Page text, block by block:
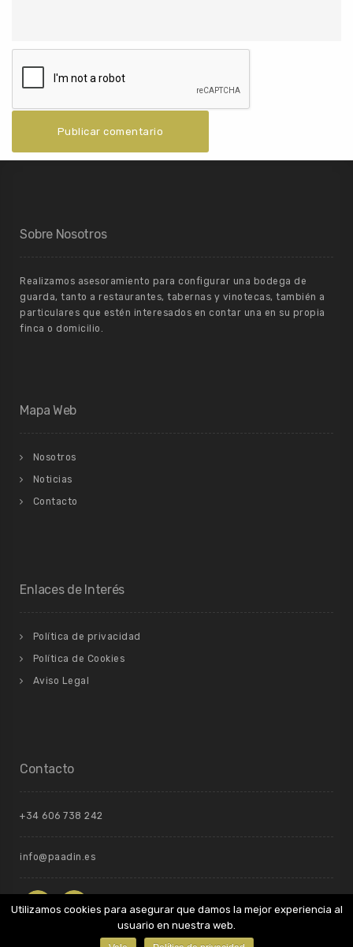
Sobre Nosotros
Realizamos asesoramiento para configurar una bodega de
guarda, tanto a restaurantes, tabernas y vinotecas, también a
particulares que estén interesados en contar una en su propia
finca o domicilio.
Mapa Web
Nosotros
Noticias
Contacto
Enlaces de Interés
Política de privacidad
Política de Cookies
Aviso Legal
Contacto
+34 606 738 242
info@paadin.es
Utilizamos cookies para asegurar que damos la mejor experiencia al
usuario en nuestra web.